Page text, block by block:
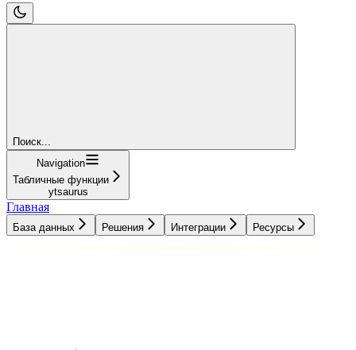
Поиск...
Navigation
Табличные функции
ytsaurus
Главная
База данных Решения Интеграции Ресурсы